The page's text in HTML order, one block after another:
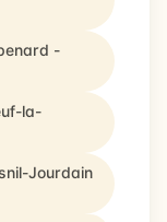
-
la-
Jourdain